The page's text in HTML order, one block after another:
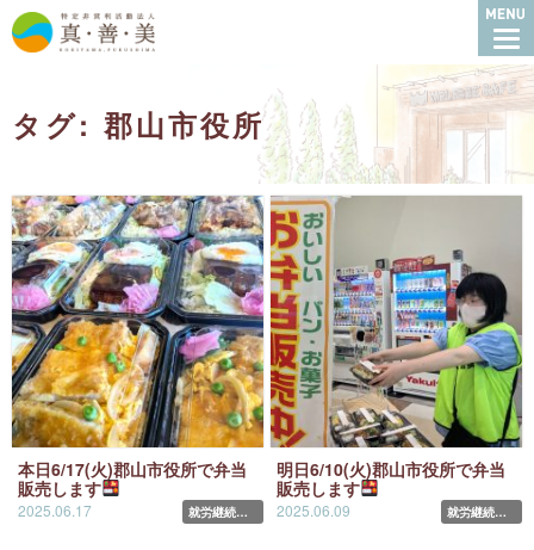
特定非営利活動法
タグ: 郡山市役所
本日6/17(火)郡山市役所で弁当
販売します
2025.06.17 就労継続支援B型
明日6/10(火)郡山市役所で弁当
販売します
2025.06.09 就労継続支援B型